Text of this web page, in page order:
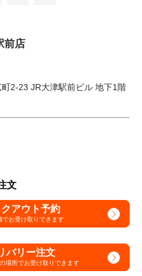
前店
2-23 JR大津駅前ビル 地下1階
文
アウト予約
でお受け取りできます
バリー注文
場所でお受け取りできます